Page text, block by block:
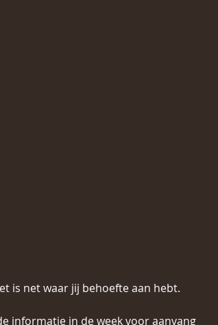
is net waar jij behoefte aan hebt.
informatie in de week voor aanvang